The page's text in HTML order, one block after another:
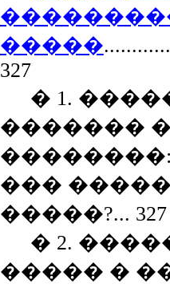
�����
327
� 1.
�������
���
�����?... 327
� 2.
����� �